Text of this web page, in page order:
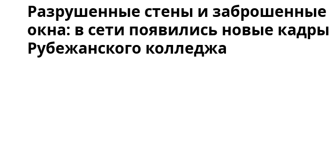
Разрушенные стены и заброшенные
окна: в сети появились новые кадры
Рубежанского колледжа